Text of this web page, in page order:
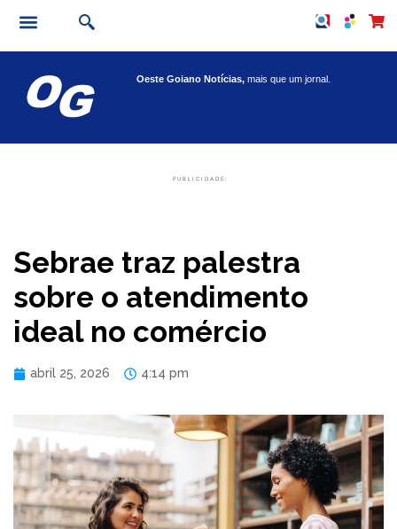
Oeste Goiano Notícias,mais que um jornal.
PUBLICIDADE:
Sebrae traz palestra
sobre o atendimento
ideal no comércio
abril 25, 2026 4:14 pm